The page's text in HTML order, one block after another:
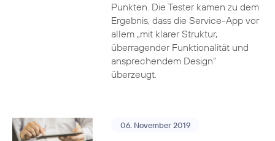
Punkten. Die Tester kamen zu dem
Ergebnis, dass die Service-App vor
allem „mit klarer Struktur,
überragender Funktionalität und
ansprechendem Design“
überzeugt.
06. November 2019